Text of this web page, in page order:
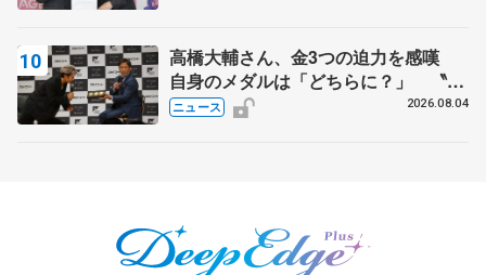
高橋大輔さん、金3つの迫力を感嘆
自身のメダルは「どちらに？」 〝リ
ス兄弟〟オリンピック3連覇の野村忠
ニュース 2026.08.04